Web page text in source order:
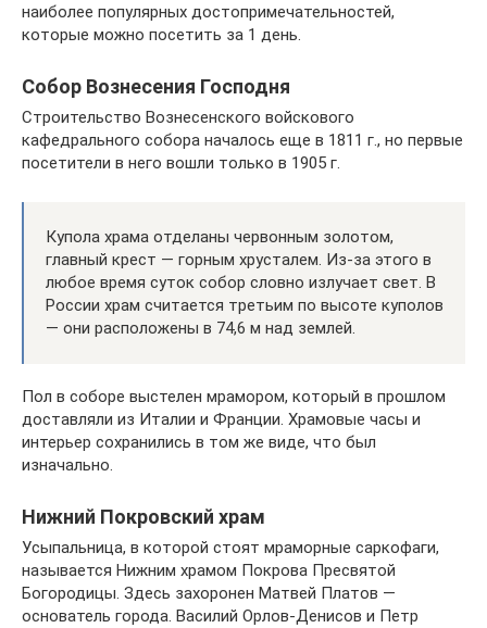
наиболее популярных достопримечательностей,
которые можно посетить за 1 день.
Собор Вознесения Господня
Строительство Вознесенского войскового
кафедрального собора началось еще в 1811 г., но первые
посетители в него вошли только в 1905 г.
Купола храма отделаны червонным золотом,
главный крест — горным хрусталем. Из-за этого в
любое время суток собор словно излучает свет. В
России храм считается третьим по высоте куполов
— они расположены в 74,6 м над землей.
Пол в соборе выстелен мрамором, который в прошлом
доставляли из Италии и Франции. Храмовые часы и
интерьер сохранились в том же виде, что был
изначально.
Нижний Покровский храм
Усыпальница, в которой стоят мраморные саркофаги,
называется Нижним храмом Покрова Пресвятой
Богородицы. Здесь захоронен Матвей Платов —
основатель города. Василий Орлов-Денисов и Петр